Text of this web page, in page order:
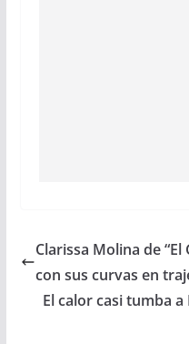
Clarissa Molina de
con sus curvas en
El calor casi tumba